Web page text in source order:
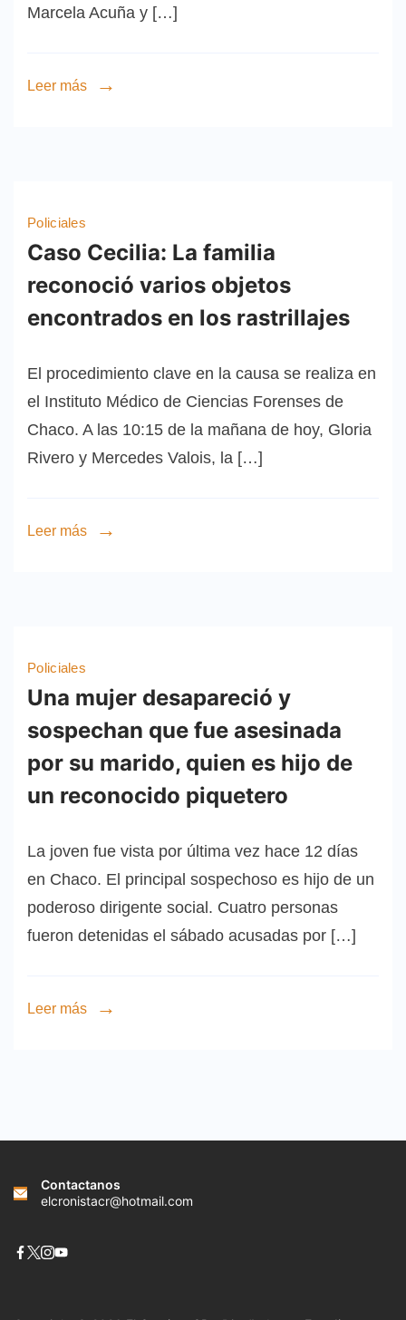
Marcela Acuña y […]
Leer más
Policiales
Caso Cecilia: La familia
reconoció varios objetos
encontrados en los rastrillajes
El procedimiento clave en la causa se realiza en
el Instituto Médico de Ciencias Forenses de
Chaco. A las 10:15 de la mañana de hoy, Gloria
Rivero y Mercedes Valois, la […]
Leer más
Policiales
Una mujer desapareció y
sospechan que fue asesinada
por su marido, quien es hijo de
un reconocido piquetero
La joven fue vista por última vez hace 12 días
en Chaco. El principal sospechoso es hijo de un
poderoso dirigente social. Cuatro personas
fueron detenidas el sábado acusadas por […]
Leer más
Contactanos
elcronistacr@hotmail.com